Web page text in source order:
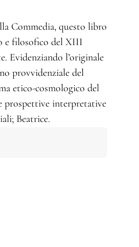
Commedia, questo libro
e filosofico del XIII
Evidenziando l’originale
provvidenziale del
etico-cosmologico del
prospettive interpretative
Beatrice.